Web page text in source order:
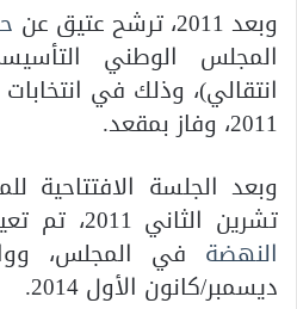
وبعد 2011، ترشح عتيق عن
المجلس الوطني
2011، وفاز بمقعد.
تشرين الثاني 2011، تم تعيينه رئيسا لكتلة
النهضة
ديسمبر/كانون الأول 2014.